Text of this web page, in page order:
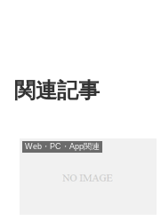
関連記事
Web・PC・App関連